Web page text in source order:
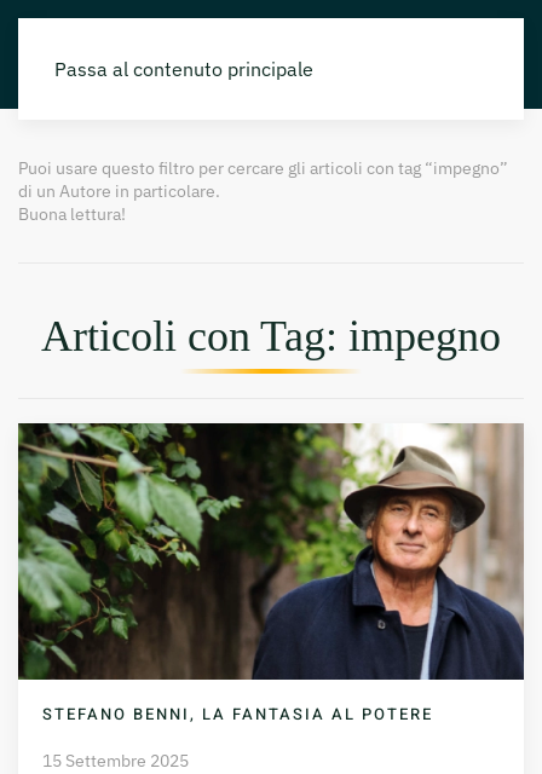
Passa al contenuto principale
Puoi usare questo filtro per cercare gli articoli con tag “impegno”
di un Autore in particolare.
Buona lettura!
Articoli con Tag: impegno
STEFANO BENNI, LA FANTASIA AL POTERE
15 Settembre 2025